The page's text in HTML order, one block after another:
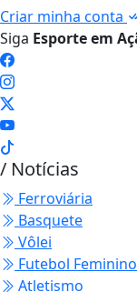
Criar minha conta
Siga Esporte em
/ Notícias
Ferroviária
Basquete
Vôlei
Futebol Feminino
Atletismo